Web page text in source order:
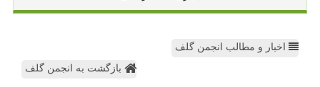
اخبار و مطالب انجمن گلف
بازگشت به انجمن گلف